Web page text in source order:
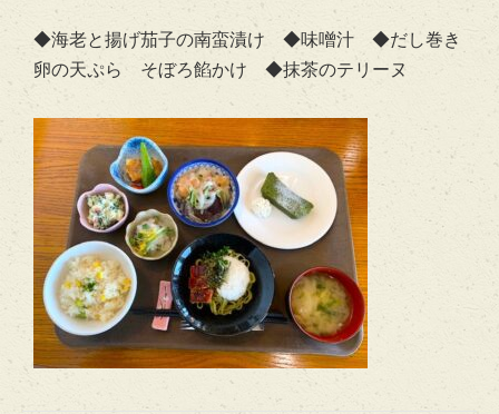
◆海老と揚げ茄子の南蛮漬け ◆味噌汁 ◆だし巻き
卵の天ぷら そぼろ餡かけ ◆抹茶のテリーヌ